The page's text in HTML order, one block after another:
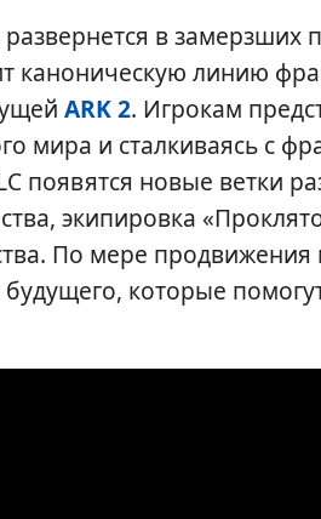
в
каноническую линию
ARK 2. Игрокам
мира и сталкиваясь с
появятся новые ветки
экипировка
По мере
которые